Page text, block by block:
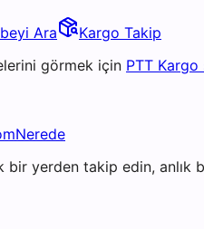
Ara
Kargo Takip
görmek için PTT Kargo
bir yerden takip edin, anlık